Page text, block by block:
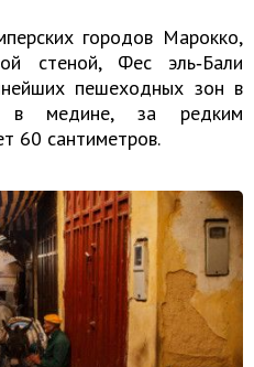
городов Марокко,
стеной, Фес эль‑Бали
пешеходных зон в
в медине, за редким
60 сантиметров.